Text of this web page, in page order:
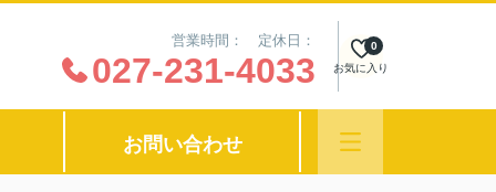
営業時間： 定休日：
027-231-4033 お気に入り
0
お問い合わせ